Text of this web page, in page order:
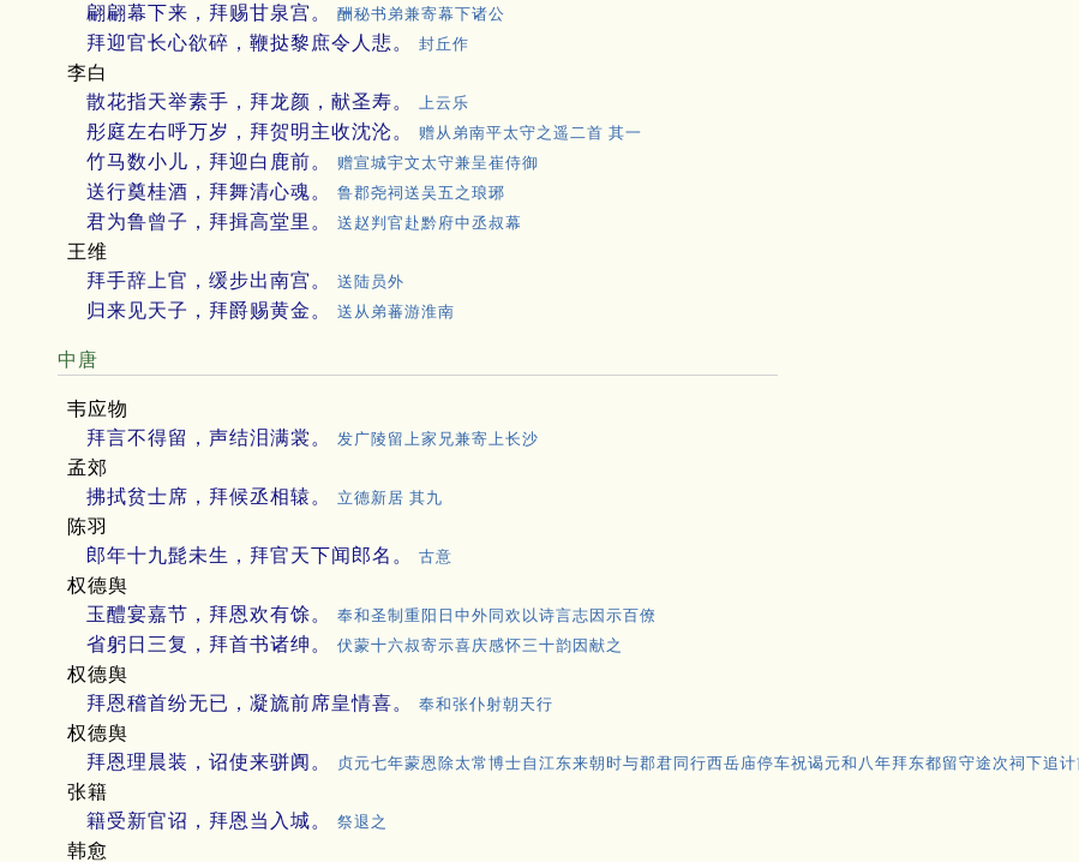
翩翩幕下来，拜赐甘泉宫。
酬秘书弟兼寄幕下诸公
拜迎官长心欲碎，鞭挞黎庶令人悲。 封丘作
李白
散花指天举素手，拜龙颜，献圣寿。
上云乐
彤庭左右呼万岁，拜贺明主收沈沦。 赠从弟南平太守之遥二首 其一
竹马数小儿，拜迎白鹿前。 赠宣城宇文太守兼呈崔侍御
送行奠桂酒，拜舞清心魂。 鲁郡尧祠送吴五之琅琊
君为鲁曾子，拜揖高堂里。 送赵判官赴黔府中丞叔幕
王维
拜手辞上官，缓步出南宫。
送陆员外
归来见天子，拜爵赐黄金。 送从弟蕃游淮南
中唐
韦应物
拜言不得留，声结泪满裳。
发广陵留上家兄兼寄上长沙
孟郊
拂拭贫士席，拜候丞相辕。
立德新居 其九
陈羽
郎年十九髭未生，拜官天下闻郎名。
古意
权德舆
玉醴宴嘉节，拜恩欢有馀。
奉和圣制重阳日中外同欢以诗言志因示百僚
省躬日三复，拜首书诸绅。 伏蒙十六叔寄示喜庆感怀三十韵因献之
权德舆
拜恩稽首纷无已，凝旒前席皇情喜。
奉和张仆射朝天行
权德舆
拜恩理晨装，诏使来骈阗。
贞元七年蒙恩除太常博士自江东来朝时与郡君同行西岳庙停车祝谒元和八年拜东都留守途次祠下追
张籍
籍受新官诏，拜恩当入城。
祭退之
韩愈